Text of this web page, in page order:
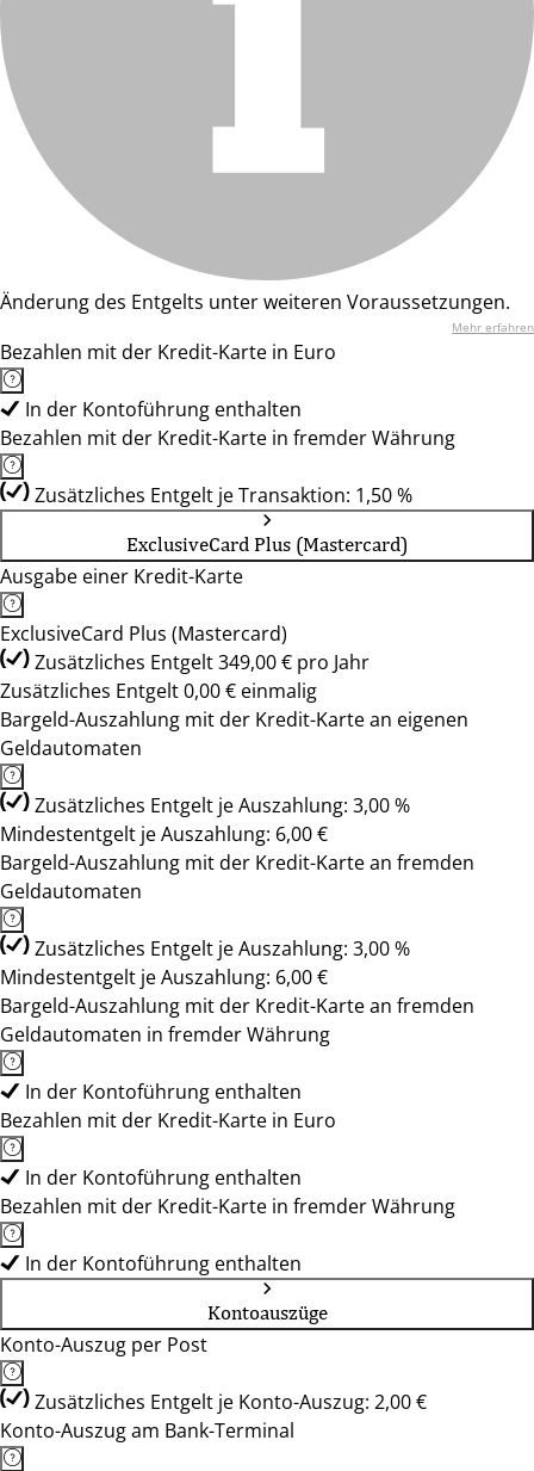
Änderung des Entgelts unter weiteren Voraussetzungen.
Mehr erfahren
Bezahlen mit der Kredit-Karte in Euro
In der Kontoführung enthalten
Bezahlen mit der Kredit-Karte in fremder Währung
Zusätzliches Entgelt je Transaktion: 1,50 %
ExclusiveCard Plus (Mastercard)
Ausgabe einer Kredit-Karte
ExclusiveCard Plus (Mastercard)
Zusätzliches Entgelt 349,00 € pro Jahr
Zusätzliches Entgelt 0,00 € einmalig
Bargeld-Auszahlung mit der Kredit-Karte an eigenen
Geldautomaten
Zusätzliches Entgelt je Auszahlung: 3,00 %
Mindestentgelt je Auszahlung: 6,00 €
Bargeld-Auszahlung mit der Kredit-Karte an fremden
Geldautomaten
Zusätzliches Entgelt je Auszahlung: 3,00 %
Mindestentgelt je Auszahlung: 6,00 €
Bargeld-Auszahlung mit der Kredit-Karte an fremden
Geldautomaten in fremder Währung
In der Kontoführung enthalten
Bezahlen mit der Kredit-Karte in Euro
In der Kontoführung enthalten
Bezahlen mit der Kredit-Karte in fremder Währung
In der Kontoführung enthalten
Kontoauszüge
Konto-Auszug per Post
Zusätzliches Entgelt je Konto-Auszug: 2,00 €
Konto-Auszug am Bank-Terminal